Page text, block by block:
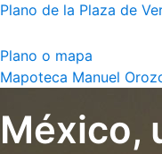
Plano de la Plaza de
Plano o mapa
Mapoteca Manuel
México,